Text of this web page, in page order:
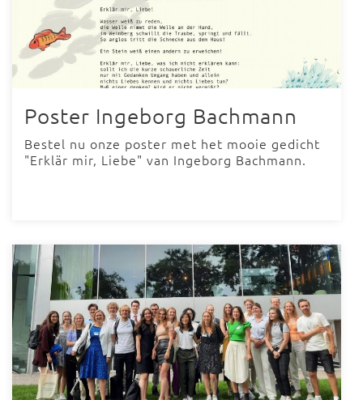
Poster Ingeborg Bachmann
Bestel nu onze poster met het mooie gedicht
"Erklär mir, Liebe" van Ingeborg Bachmann.